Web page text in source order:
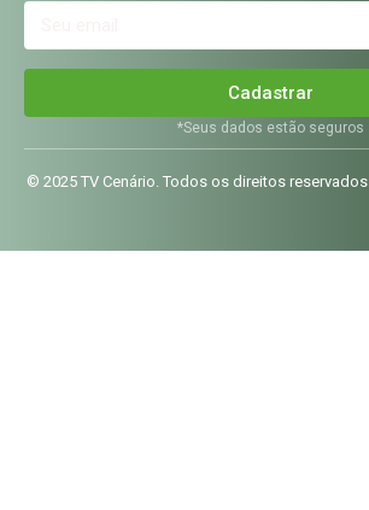
Cadastrar
*Seus dados estão seguros
© 2025 TV Cenário. Todos os direitos reservados.